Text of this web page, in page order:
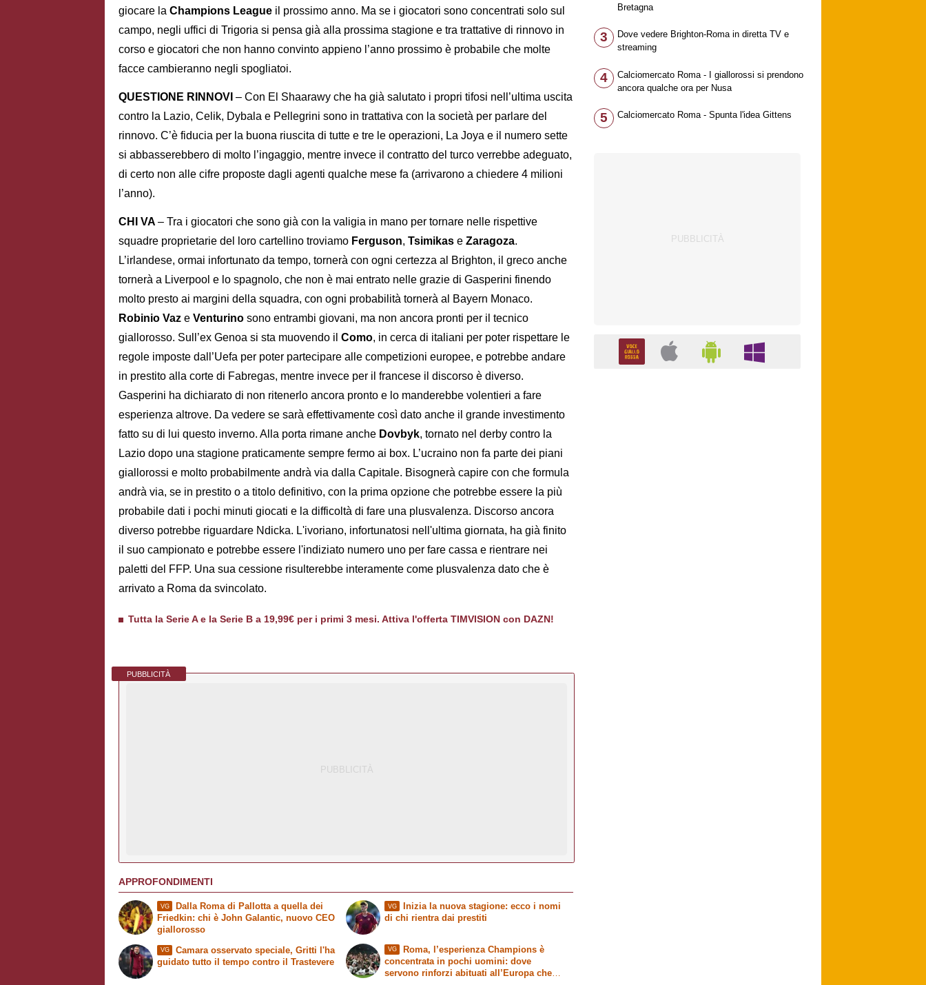
giocare la Champions League il prossimo anno. Ma se i giocatori sono concentrati solo sul
campo, negli uffici di Trigoria si pensa già alla prossima stagione e tra trattative di rinnovo in
corso e giocatori che non hanno convinto appieno l’anno prossimo è probabile che molte
facce cambieranno negli spogliatoi.
QUESTIONE RINNOVI – Con El Shaarawy che ha già salutato i propri tifosi nell’ultima uscita
contro la Lazio, Celik, Dybala e Pellegrini sono in trattativa con la società per parlare del
rinnovo. C’è fiducia per la buona riuscita di tutte e tre le operazioni, La Joya e il numero sette
si abbasserebbero di molto l’ingaggio, mentre invece il contratto del turco verrebbe adeguato,
di certo non alle cifre proposte dagli agenti qualche mese fa (arrivarono a chiedere 4 milioni
l’anno).
CHI VA – Tra i giocatori che sono già con la valigia in mano per tornare nelle rispettive
squadre proprietarie del loro cartellino troviamo Ferguson, Tsimikas e Zaragoza.
L’irlandese, ormai infortunato da tempo, tornerà con ogni certezza al Brighton, il greco anche
tornerà a Liverpool e lo spagnolo, che non è mai entrato nelle grazie di Gasperini finendo
molto presto ai margini della squadra, con ogni probabilità tornerà al Bayern Monaco.
Robinio Vaz e Venturino sono entrambi giovani, ma non ancora pronti per il tecnico
giallorosso. Sull’ex Genoa si sta muovendo il Como, in cerca di italiani per poter rispettare le
regole imposte dall’Uefa per poter partecipare alle competizioni europee, e potrebbe andare
in prestito alla corte di Fabregas, mentre invece per il francese il discorso è diverso.
Gasperini ha dichiarato di non ritenerlo ancora pronto e lo manderebbe volentieri a fare
esperienza altrove. Da vedere se sarà effettivamente così dato anche il grande investimento
fatto su di lui questo inverno. Alla porta rimane anche Dovbyk, tornato nel derby contro la
Lazio dopo una stagione praticamente sempre fermo ai box. L’ucraino non fa parte dei piani
giallorossi e molto probabilmente andrà via dalla Capitale. Bisognerà capire con che formula
andrà via, se in prestito o a titolo definitivo, con la prima opzione che potrebbe essere la più
probabile dati i pochi minuti giocati e la difficoltà di fare una plusvalenza. Discorso ancora
diverso potrebbe riguardare Ndicka. L'ivoriano, infortunatosi nell'ultima giornata, ha già finito
il suo campionato e potrebbe essere l'indiziato numero uno per fare cassa e rientrare nei
paletti del FFP. Una sua cessione risulterebbe interamente come plusvalenza dato che è
arrivato a Roma da svincolato.
Tutta la Serie A e la Serie B a 19,99€ per i primi 3 mesi. Attiva l'offerta TIMVISION con DAZN!
PUBBLICITÀ
APPROFONDIMENTI
VG
Dalla Roma di Pallotta a quella dei
Friedkin: chi è John Galantic, nuovo CEO
giallorosso
VG
Camara osservato speciale, Gritti l'ha
guidato tutto il tempo contro il Trastevere
VG
Inizia la nuova stagione: ecco i nomi
di chi rientra dai prestiti
VG
Roma, l’esperienza Champions è
concentrata in pochi uomini: dove
servono rinforzi abituati all’Europa che
Bretagna
3
Dove vedere Brighton-Roma in diretta TV e
streaming
4
Calciomercato Roma - I giallorossi si prendono
ancora qualche ora per Nusa
5 Calciomercato Roma - Spunta l'idea Gittens